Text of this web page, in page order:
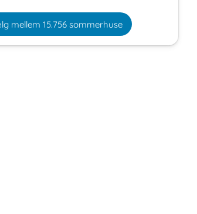
mellem 15.756 sommerhuse